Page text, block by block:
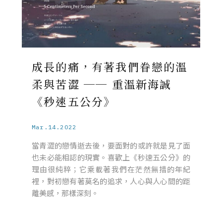
成長的痛，有著我們眷戀的溫
柔與苦澀 ── 重溫新海誠
《秒速五公分》
Mar.14.2022
當青澀的戀情逝去後，要面對的或許就是見了面
也未必能相認的現實。喜歡上《秒速五公分》的
理由很純粹；它乘載著我們在茫然無措的年紀
裡，對初戀有著莫名的追求，人心與人心間的距
離美感，那樣深刻。